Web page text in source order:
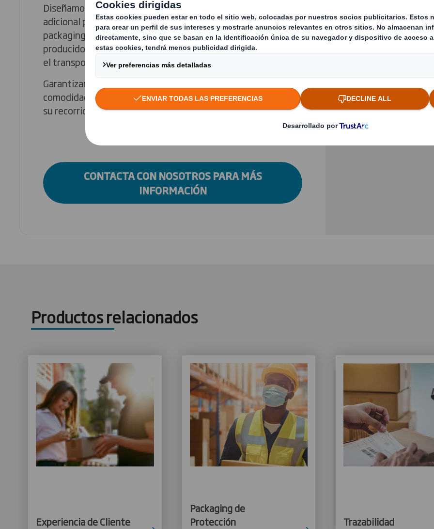
Diseñamos un packaging que garantiza una protección
adicional para productos frágiles o de gran valor. Este tipo de
packaging alerta al consumidor en caso de que se hubiera
producido una intrusión o daño durante el almacenamiento o
el transporte.
Garantizamos que tus productos están seguros y ofrecen
comodidad y protección a tus clientes en todas las etapas de
su recorrido.
CONTACTA CON NOSOTROS PARA MÁS
INFORMACIÓN
Haz clic para ampliar
Productos relacionados
Experiencia de Cliente
Packaging de
Protección
Trazabilidad